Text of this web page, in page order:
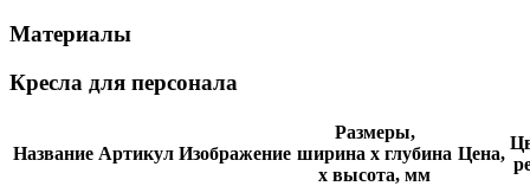
Материалы
Кресла для персонала
Название Артикул Изображение
Размеры,
ширина х глубина
х высота, мм
Цена,